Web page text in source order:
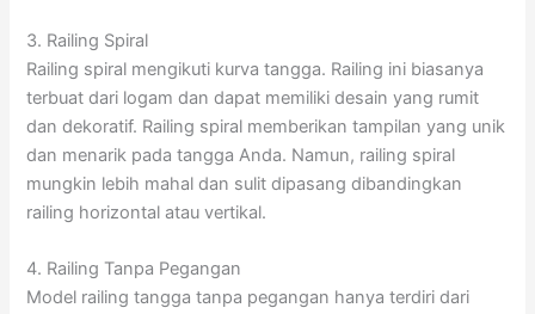
3. Railing Spiral
Railing spiral mengikuti kurva tangga. Railing ini biasanya
terbuat dari logam dan dapat memiliki desain yang rumit
dan dekoratif. Railing spiral memberikan tampilan yang unik
dan menarik pada tangga Anda. Namun, railing spiral
mungkin lebih mahal dan sulit dipasang dibandingkan
railing horizontal atau vertikal.
4. Railing Tanpa Pegangan
Model railing tangga tanpa pegangan hanya terdiri dari